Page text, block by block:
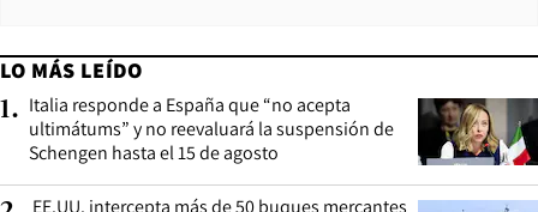
LO MÁS LEÍDO
1. Italia responde a España que “no acepta
ultimátums” y no reevaluará la suspensión de
Schengen hasta el 15 de agosto
EE.UU. intercepta más de 50 buques mercantes